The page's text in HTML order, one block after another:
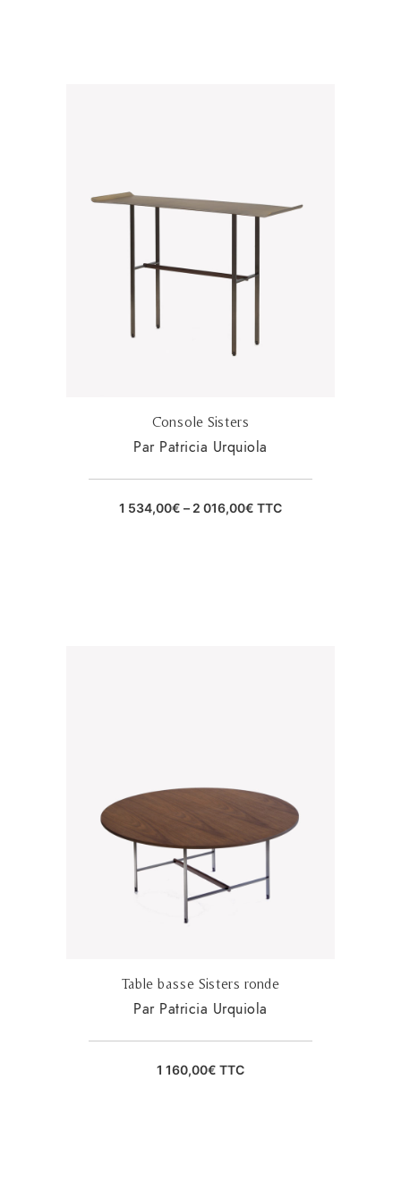
Console Sisters
Par Patricia Urquiola
1 534,00€ – 2 016,00€ TTC
Table basse Sisters ronde
Par Patricia Urquiola
1 160,00€ TTC